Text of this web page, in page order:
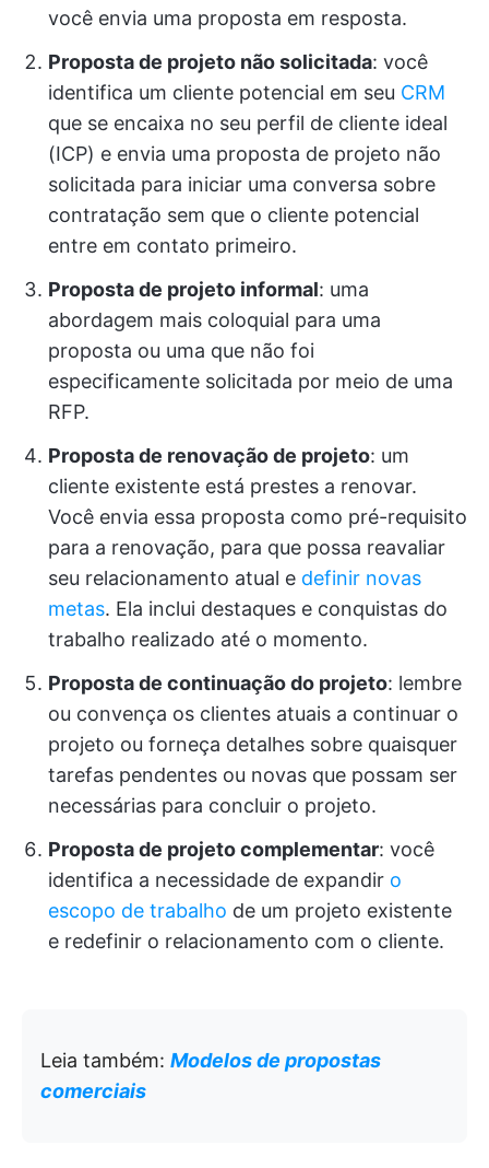
você envia uma proposta em resposta.
Proposta de projeto não solicitada: você
identifica um cliente potencial em seu CRM
que se encaixa no seu perfil de cliente ideal
(ICP) e envia uma proposta de projeto não
solicitada para iniciar uma conversa sobre
contratação sem que o cliente potencial
entre em contato primeiro.
Proposta de projeto informal: uma
abordagem mais coloquial para uma
proposta ou uma que não foi
especificamente solicitada por meio de uma
RFP.
Proposta de renovação de projeto: um
cliente existente está prestes a renovar.
Você envia essa proposta como pré-requisito
para a renovação, para que possa reavaliar
seu relacionamento atual e definir novas
metas. Ela inclui destaques e conquistas do
trabalho realizado até o momento.
Proposta de continuação do projeto: lembre
ou convença os clientes atuais a continuar o
projeto ou forneça detalhes sobre quaisquer
tarefas pendentes ou novas que possam ser
necessárias para concluir o projeto.
Proposta de projeto complementar: você
identifica a necessidade de expandir o
escopo de trabalho de um projeto existente
e redefinir o relacionamento com o cliente.
Leia também: Modelos de propostas
comerciais